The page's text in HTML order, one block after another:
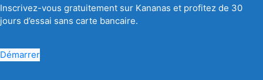
Inscrivez-vous gratuitement sur Kananas et profitez de 30
jours d’essai sans carte bancaire.
Démarrer